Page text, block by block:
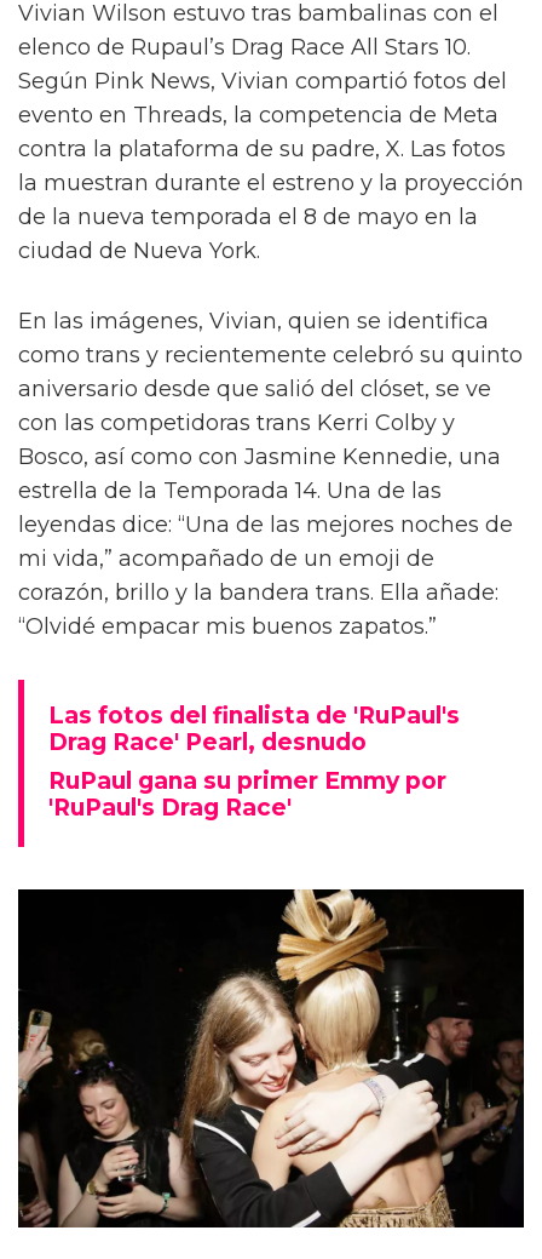
Vivian Wilson estuvo tras bambalinas con el
elenco de Rupaul’s Drag Race All Stars 10.
Según Pink News, Vivian compartió fotos del
evento en Threads, la competencia de Meta
contra la plataforma de su padre, X. Las fotos
la muestran durante el estreno y la proyección
de la nueva temporada el 8 de mayo en la
ciudad de Nueva York.
En las imágenes, Vivian, quien se identifica
como trans y recientemente celebró su quinto
aniversario desde que salió del clóset, se ve
con las competidoras trans Kerri Colby y
Bosco, así como con Jasmine Kennedie, una
estrella de la Temporada 14. Una de las
leyendas dice: “Una de las mejores noches de
mi vida,” acompañado de un emoji de
corazón, brillo y la bandera trans. Ella añade:
“Olvidé empacar mis buenos zapatos.”
Las fotos del finalista de 'RuPaul's
Drag Race' Pearl, desnudo
RuPaul gana su primer Emmy por
'RuPaul's Drag Race'